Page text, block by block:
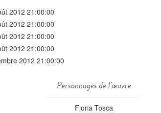
2012 21:00:00
2012 21:00:00
2012 21:00:00
2012 21:00:00
2012 21:00:00
Personnages de l'œuvre
Floria Tosca